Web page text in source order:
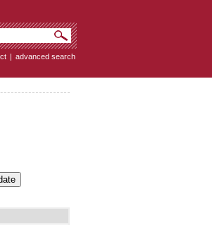
| advanced search